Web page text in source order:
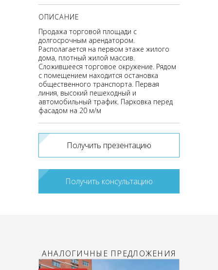
ОПИСАНИЕ
Продажа торговой площади с
долгосрочным арендатором.
Располагается на первом этаже жилого
дома, плотный жилой массив.
Сложившееся торговое окружение. Рядом
с помещением находится остановка
общественного транспорта. Первая
линия, высокий пешеходный и
автомобильный трафик. Парковка перед
фасадом на 20 м/м
Получить презентацию
Получить консультацию
АНАЛОГИЧНЫЕ ПРЕДЛОЖЕНИЯ